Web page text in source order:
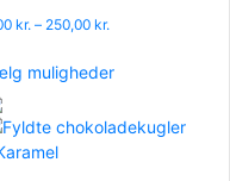
kr. – 250,00 kr.
til
muligheder
flere